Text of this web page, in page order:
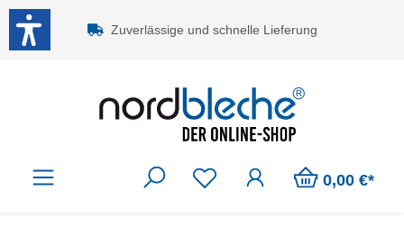
Zum Hauptinhalt springen
Zuverlässige und schnelle Lieferung
0,00 €*